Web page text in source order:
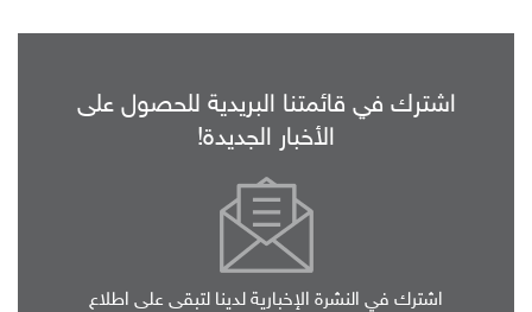
اشترك في قائمتنا البريدية للحصول على
الأخبار الجديدة!
اشترك في النشرة الإخبارية لدينا لتبقى على اطلاع